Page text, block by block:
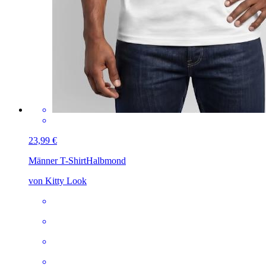
23,99 €
Männer T-ShirtHalbmond
von Kitty Look